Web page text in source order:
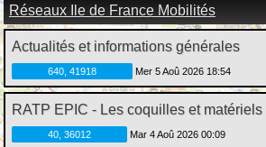
Réseaux Ile de France Mobilités
Actualités et informations générales
640, 41918 Mer 5 Aoû 2026 18:54
RATP EPIC - Les coquilles et
40, 36012 Mar 4 Aoû 2026 00:09